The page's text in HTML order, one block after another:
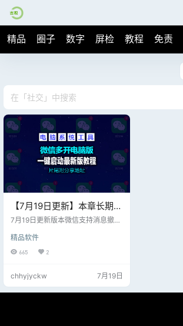
精品 圈子 数字 屏检 教程 免责
【7月19日更新】本章长期固
定更新，微信电脑版 for
息防撤回最新绿色版（纯64
位）
7月19日更新版本微信支持消息撤
加好友、消息“引用”等功能。最大的
升级是电脑版微信已经可以直接发
绿色运行【本章长期固定更新】下
列视频为较早前版本案例，安装方
法一样
精品软件
665 2
chhyjyckw 7月19日